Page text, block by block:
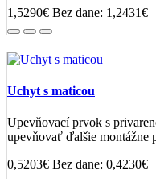
1,5290€ Bez dane: 1,2431€
Uchyt s maticou
Upevňovací prvok s
upevňovať ďalšie montážne
0,5203€ Bez dane: 0,4230€